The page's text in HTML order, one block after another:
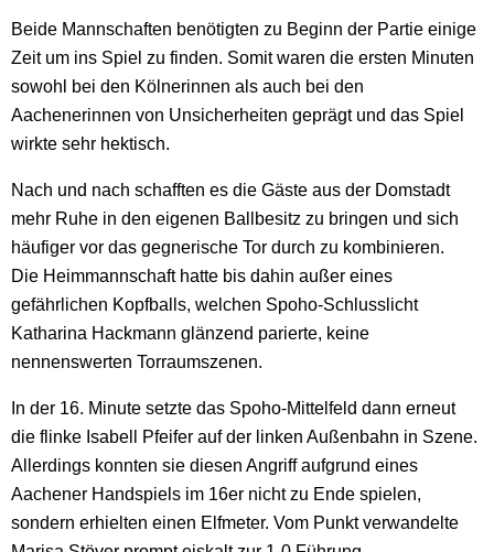
Beide Mannschaften benötigten zu Beginn der Partie einige
Zeit um ins Spiel zu finden. Somit waren die ersten Minuten
sowohl bei den Kölnerinnen als auch bei den
Aachenerinnen von Unsicherheiten geprägt und das Spiel
wirkte sehr hektisch.
Nach und nach schafften es die Gäste aus der Domstadt
mehr Ruhe in den eigenen Ballbesitz zu bringen und sich
häufiger vor das gegnerische Tor durch zu kombinieren.
Die Heimmannschaft hatte bis dahin außer eines
gefährlichen Kopfballs, welchen Spoho-Schlusslicht
Katharina Hackmann glänzend parierte, keine
nennenswerten Torraumszenen.
In der 16. Minute setzte das Spoho-Mittelfeld dann erneut
die flinke Isabell Pfeifer auf der linken Außenbahn in Szene.
Allerdings konnten sie diesen Angriff aufgrund eines
Aachener Handspiels im 16er nicht zu Ende spielen,
sondern erhielten einen Elfmeter. Vom Punkt verwandelte